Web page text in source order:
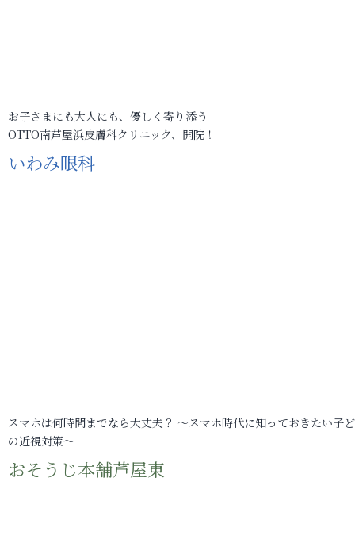
お子さまにも大人にも、優しく寄り添う
OTTO南芦屋浜皮膚科クリニック、開院！
いわみ眼科
スマホは何時間までなら大丈夫？ ～スマホ時代に知っておきたい子
の近視対策～
おそうじ本舗芦屋東